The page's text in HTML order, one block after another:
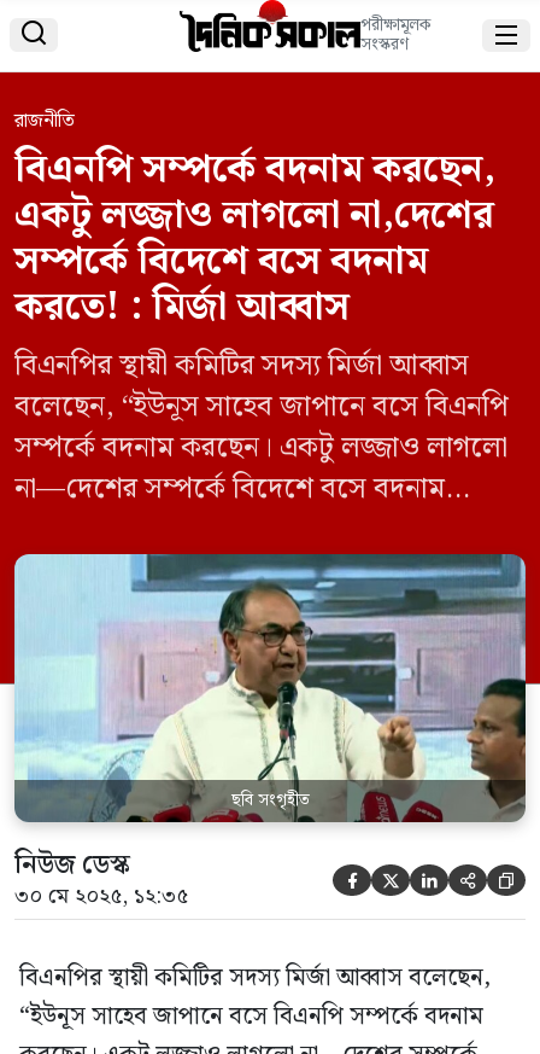
 পরীক্ষামূলক
সংস্করণ 
রাজনীতি
বিএনপি সম্পর্কে বদনাম করছেন,
একটু লজ্জাও লাগলো না,দেশের
সম্পর্কে বিদেশে বসে বদনাম
করতে! : মির্জা আব্বাস
বিএনপির স্থায়ী কমিটির সদস্য মির্জা আব্বাস
বলেছেন, “ইউনূস সাহেব জাপানে বসে বিএনপি
সম্পর্কে বদনাম করছেন। একটু লজ্জাও লাগলো
না—দেশের সম্পর্কে বিদেশে বসে বদনাম
একটি দল নির্বাচন চায়। আমরা বলতে চাই—
একটি লোকই আসলে নির্বাচন চায় না, সে-ই
(ইউনূস সাহেব) নির্বাচন চায় না। বিএনপি বারবার
নির্বাচন চেয়েছে ডিসেম্বরের মধ্যে। আর এই […]
ছবি সংগৃহীত
নিউজ ডেস্ক
৩০ মে ২০২৫, ১২:৩৫     
বিএনপির স্থায়ী কমিটির সদস্য মির্জা আব্বাস বলেছেন,
“ইউনূস সাহেব জাপানে বসে বিএনপি সম্পর্কে বদনাম